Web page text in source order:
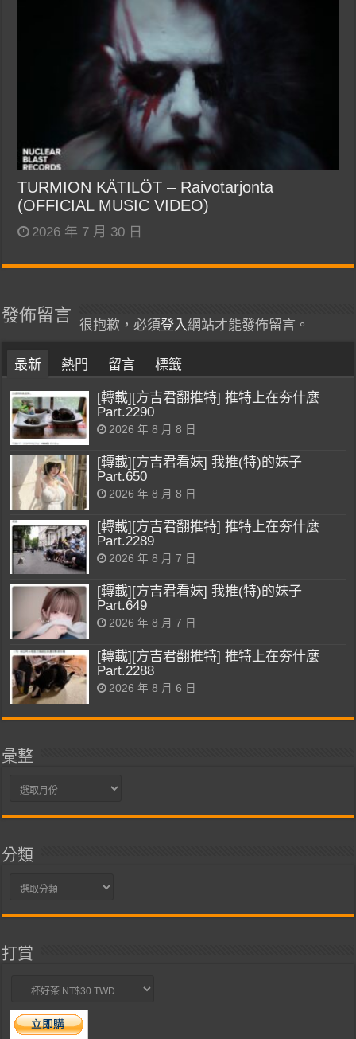
TURMION KÄTILÖT – Raivotarjonta
(OFFICIAL MUSIC VIDEO)
2026 年 7 月 30 日
發佈留言
很抱歉，必須登入網站才能發佈留言。
最新 熱門 留言 標籤
[轉載][方吉君翻推特] 推特上在夯什麼
Part.2290
2026 年 8 月 8 日
[轉載][方吉君看妹] 我推(特)的妹子
Part.650
2026 年 8 月 8 日
[轉載][方吉君翻推特] 推特上在夯什麼
Part.2289
2026 年 8 月 7 日
[轉載][方吉君看妹] 我推(特)的妹子
Part.649
2026 年 8 月 7 日
[轉載][方吉君翻推特] 推特上在夯什麼
Part.2288
2026 年 8 月 6 日
彙整
彙
分類
分
打賞